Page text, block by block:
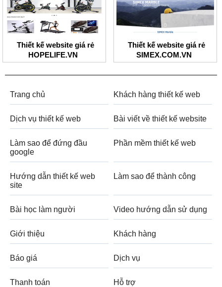
Thiết kế website giá rẻ
HOPELIFE.VN
Thiết kế website giá rẻ
SIMEX.COM.VN
Trang chủ Khách hàng thiết kế web
Dịch vụ thiết kế web Bài viết về thiết kế website
Làm sao để đứng đầu
google
Phần mềm thiết kế web
Hướng dẫn thiết kế web
site
Làm sao để thành công
Bài học làm người Video hướng dẫn sử dụng
Giới thiệu Khách hàng
Báo giá Dịch vụ
Thanh toán Hỗ trợ